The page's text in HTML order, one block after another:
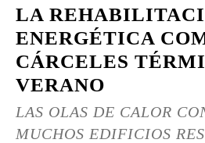
LA
ENERGÉTICA
CÁRCELES
VERANO
LAS OLAS DE CALOR
MUCHOS EDIFICIOS